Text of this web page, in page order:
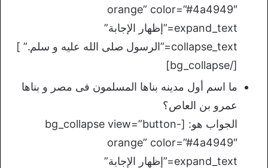
orange” color=”#4a4949″
expand_text=”إظهار الإجابة”
collapse_text=”الرسول صلى الله عليه و سلم.” ]
[/bg_collapse]
ما اسم أول مدينه بناها المسلمون فى مصر و بناها
عمرو بن العاص؟
الجواب هو: [bg_collapse view=”button-
orange” color=”#4a4949″
expand_text=”إظهار الإجابة”